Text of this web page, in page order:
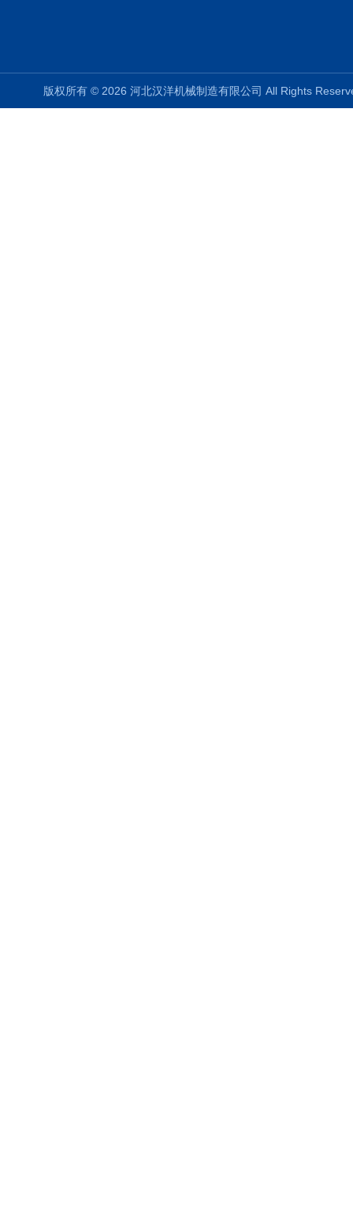
版权所有 © 2026 河北汉洋机械制造有限公司 All Rights